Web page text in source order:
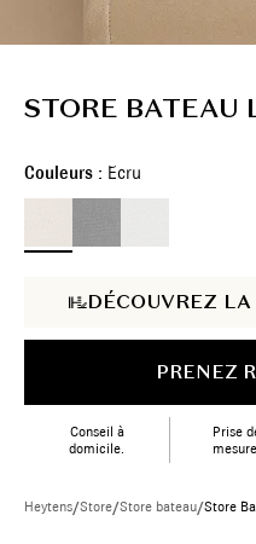
STORE BATEAU
Couleurs : Ecru
DÉCOUVREZ
PRENEZ
Conseil à
domicile.
Prise
Heytens/Store/Store bateau/Store